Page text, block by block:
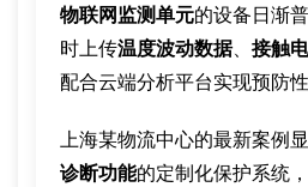
物联网监测单元的设备日渐
时上传温度波动数据、 接触
配合云端分析平台实现预防性
上海某物流中心的最新案例
诊断功能的定制化保护系统